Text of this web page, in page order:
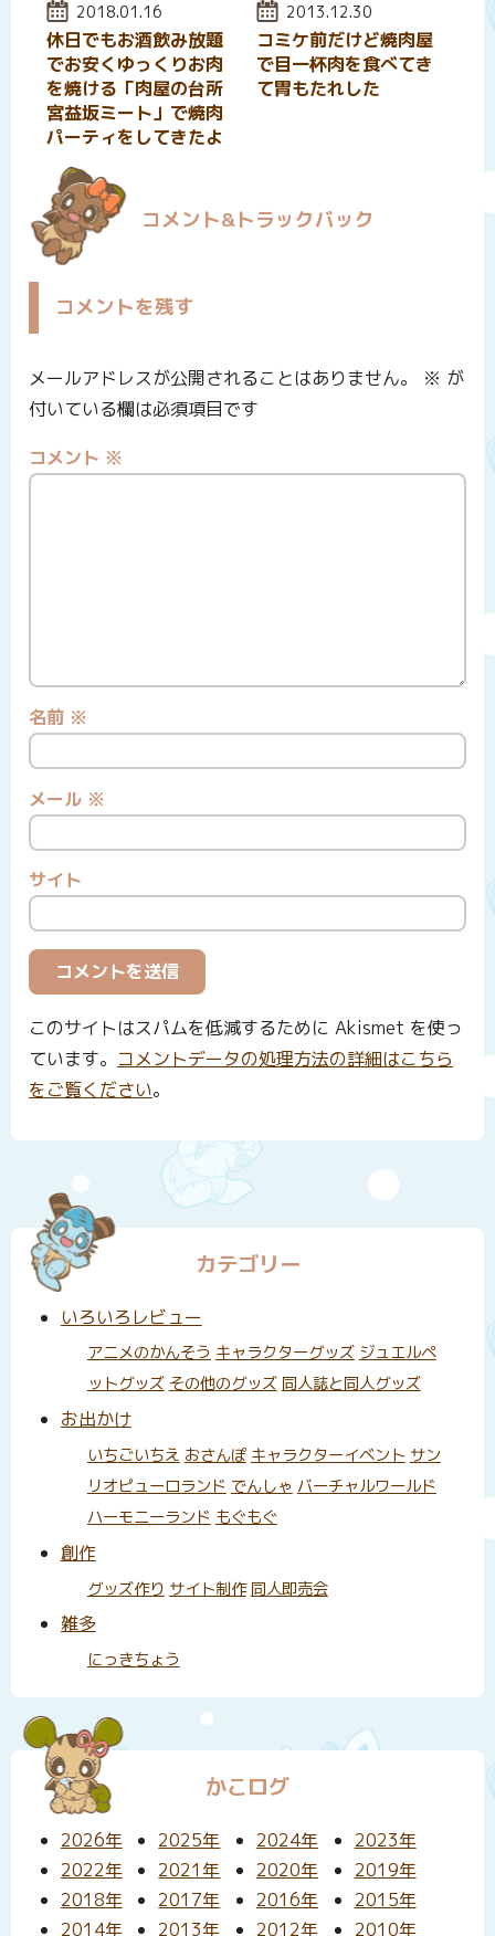
投稿日:
2018.01.16
休日でもお酒飲み放題
でお安くゆっくりお肉
を焼ける「肉屋の台所
宮益坂ミート」で焼肉
パーティをしてきたよ
投稿日:
2013.12.30
コミケ前だけど焼肉屋
で目一杯肉を食べてき
て胃もたれした
コメント&トラックバック
コメントを残す
メールアドレスが公開されることはありません。 ※ が
付いている欄は必須項目です
コメント ※
名前 ※
メール ※
サイト
このサイトはスパムを低減するために Akismet を使っ
ています。 コメントデータの処理方法の詳細はこちら
をご覧ください。
カテゴリー
いろいろレビュー
アニメのかんそう キャラクターグッズ ジュエルペ
ットグッズ その他のグッズ 同人誌と同人グッズ
お出かけ
いちごいちえ おさんぽ キャラクターイベント サン
リオピューロランド でんしゃ バーチャルワールド
ハーモニーランド もぐもぐ
創作
グッズ作り サイト制作 同人即売会
雑多
にっきちょう
かこログ
2026年 2025年 2024年
2023年
2022年
2021年 2020年
2019年
2018年
2017年 2016年
2015年
2014年
2013年 2012年 2010年